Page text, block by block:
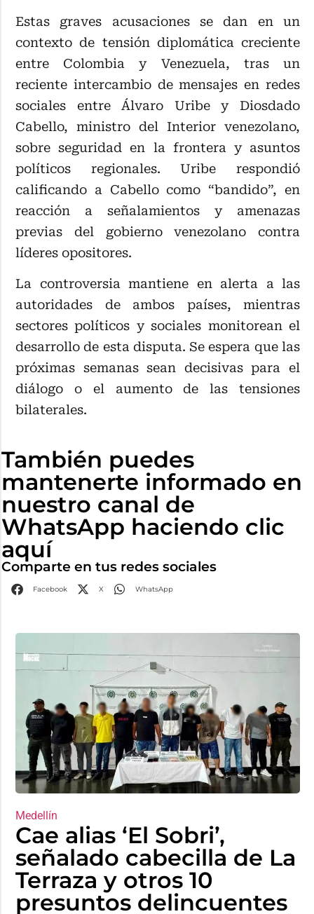
Estas graves acusaciones se dan en un
contexto de tensión diplomática creciente
entre Colombia y Venezuela, tras un
reciente intercambio de mensajes en redes
sociales entre Álvaro Uribe y Diosdado
Cabello, ministro del Interior venezolano,
sobre seguridad en la frontera y asuntos
políticos regionales. Uribe respondió
calificando a Cabello como “bandido”, en
reacción a señalamientos y amenazas
previas del gobierno venezolano contra
líderes opositores.
La controversia mantiene en alerta a las
autoridades de ambos países, mientras
sectores políticos y sociales monitorean el
desarrollo de esta disputa. Se espera que las
próximas semanas sean decisivas para el
diálogo o el aumento de las tensiones
bilaterales.
También puedes
mantenerte informado en
nuestro canal de
WhatsApp haciendo clic
aquí
Comparte en tus redes sociales
Facebook X WhatsApp
Medellín
Cae alias ‘El Sobri’,
señalado cabecilla de La
Terraza y otros 10
presuntos delincuentes